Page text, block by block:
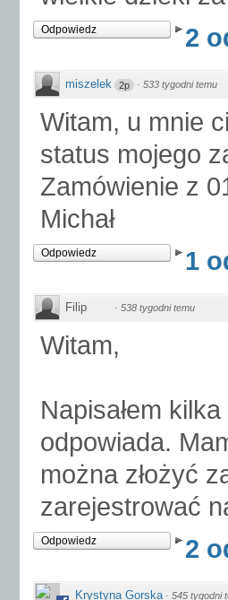
Odpowiedz 2
miszelek 2p · 533 tygodni temu
Witam, u mnie
status mojego
Zamówienie z
Michał
Odpowiedz 1
Filip · 538 tygodni temu
Witam,
Napisałem
odpowiada.
można złożyć
zarejestrować
Odpowiedz 2
Krystyna Gorska · 545 tygodni